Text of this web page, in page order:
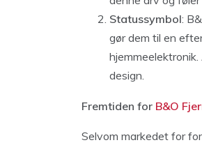
Statussymbol:
gør dem til en
design.
Fremtiden for B&O
Selvom markedet for